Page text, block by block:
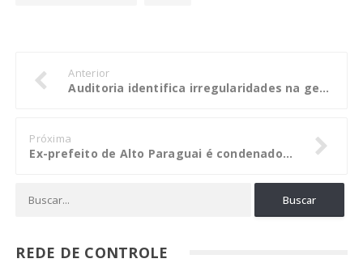
Anterior
Auditoria identifica irregularidades na gestão de pessoal na Câmara de Sorriso
Próxima
Ex-prefeito de Alto Paraguai é condenado por improbidade administrativa
REDE DE CONTROLE